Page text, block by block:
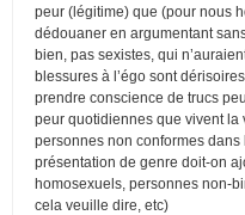
peur (légitime) que (pour nous
dédouaner en argumentant
bien, pas sexistes, qui
blessures à l’égo sont
prendre conscience de trucs
peur quotidiennes que vivent la
personnes non conformes
présentation de genre doit-on
homosexuels, personnes non-
cela veuille dire, etc)